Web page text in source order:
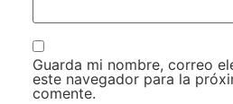
Guarda mi nombre, correo
este navegador para la
comente.